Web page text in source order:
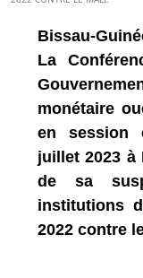
Bissau-
La
monétaire
en session
juillet 2023 à
de sa
institutions
2022 contre